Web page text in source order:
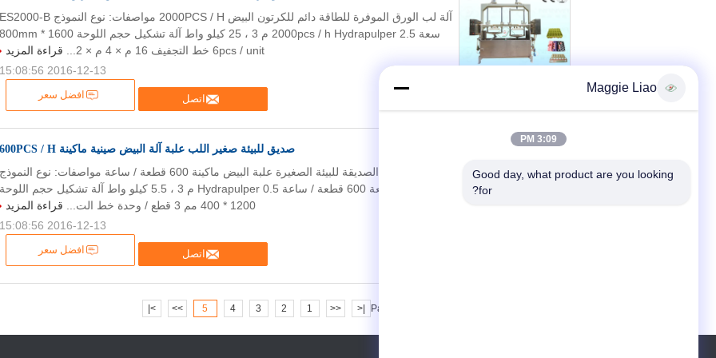
اتصل افضل سعر
آلة لب الورق الموفرة للطاقة دائم للكرتون البيض 2000PCS / H مواصفات: نوع النموذج ES2000-B
سعة 2000pcs / h Hydrapulper 2.5 م 3 ، 25 كيلو واط آلة تشكيل حجم اللوحة 1600 * 800mm
6pcs / unit خط التجفيف 16 م × 4 م × 2...
قراءة المزيد
2016-12-13 15:08:56
صديق للبيئة صغير اللب علبة آلة البيض صينية ماكينة 600PCS / H
اتصل افضل سعر
آلة صنع اللباب الصديقة للبيئة الصغيرة علبة البيض ماكينة 600 قطعة / ساعة مواصفات: نوع النموذج
ES600-A سعة 600 قطعة / ساعة Hydrapulper 0.5 م 3 ، 5.5 كيلو واط آلة تشكيل حجم اللوحة
1200 * 400 مم 3 قطع / وحدة خط الت...
قراءة المزيد
2016-12-13 15:08:56
Page 5 of 5
|<
<<
1
2
3
4
5
>>
>|
Maggie Liao
3:09 PM
Good day, what product are you looking
for?